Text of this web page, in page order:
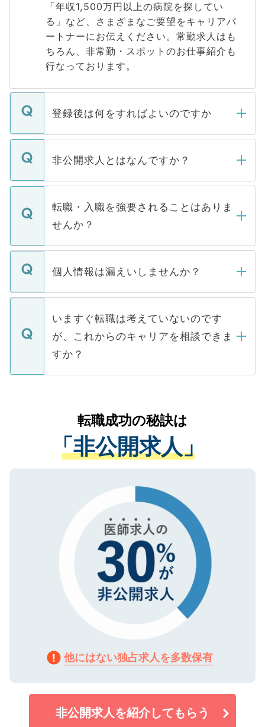
「年収1,500万円以上の病院を探してい
る」など、さまざまなご要望をキャリアパ
ートナーにお伝えください。常勤求人はも
ちろん、非常勤・スポットのお仕事紹介も
行なっております。
登録後は何をすればよいのですか
ご登録いただきましたら、弊社担当者がご
登録内容を確認し、その後メールもしくは
ます。通常、5営業日以内にはご連絡をせて
いただきますので、しばらくお待ちくださ
非公開求人とはなんですか？
マイナビDOCTORで取り扱っている求人の
うち約3割は、Webサイトからご覧いただ
けない「非公開求人」です。非公開求人は
下記の理由によって、一般には公開してい
ません。
■応募殺到を避けるため 人気のある医療機
関を公にしてしまうと、応募が殺到する場
に、医療機関が求める条件に合った人材の
みを人材紹介会社に依頼するケースが増え
ています。
転職・入職を強要されることはありま
せんか？
転職・入職を強要することは一切ありませ
ん。また、仮に応募先から内定をいただい
定を承諾する必要はありません。内定先へ
の辞退の連絡はキャリアパートナーが行い
個人情報は漏えいしませんか？
個人情報が漏えいすることはありませんの
で、ご安心ください。当サイトからの登録
などで収集したご登録者様の個人情報は、
ご本人のキャリアアップおよび転職活動の
支援を目的に使用いたします。お預かりし
ているすべての個人データはご本人の許可
は、個人情報の取り扱いについての厳密な
管理基準を満たした事業者のみに付与され
る、プライバシーマークを取得済みです。
で、機密保持に関してもご安心ください。
いますぐ転職は考えていないのです
が、これからのキャリアを相談できま
すか？
かがいして、現在の医療機関の状況や紹介
経験をまじえながら、適切なアドバイスを
させていただきます。すぐにご転職をされ
ない方には、長期的なサポートが可能です
ので、まずはご登録ください。
転職成功の秘訣は
「非公開求人」
他にはない独占求人を多数保有
非公開求人を紹介してもらう